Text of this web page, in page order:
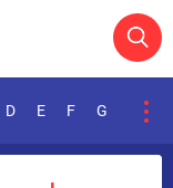
D E F G